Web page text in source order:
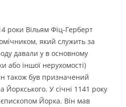
роки Вільям Фіц-Герберт
який служить за
давали у в основному
або іншої нерухомості)
також був призначений
Йоркського. У січні 1141 року
Йорка. Він мав